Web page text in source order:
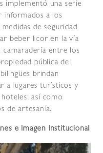
implementó una serie
informados a los
de seguridad
beber licor en la vía
camaradería entre los
pública del
brindan
a lugares turísticos y
así como
de artesanía.
e Imagen Institucional